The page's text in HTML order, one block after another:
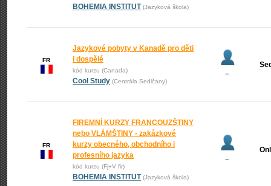
BOHEMIA INSTITUT (Jazyková škola)
FR
Jazykové pobyty v Kanadě pro děti
i dospělé
kód kurzu (Canada)
Cool Study (Centrála Sedlčany)
–
FR
FIREMNÍ KURZY FRANCOUZŠTINY
nebo VLÁMŠTINY - zakázkové
kurzy obecného, obchodního i
profesního jazyka
kód kurzu (Fj+V fir)
BOHEMIA INSTITUT (Jazyková škola)
–